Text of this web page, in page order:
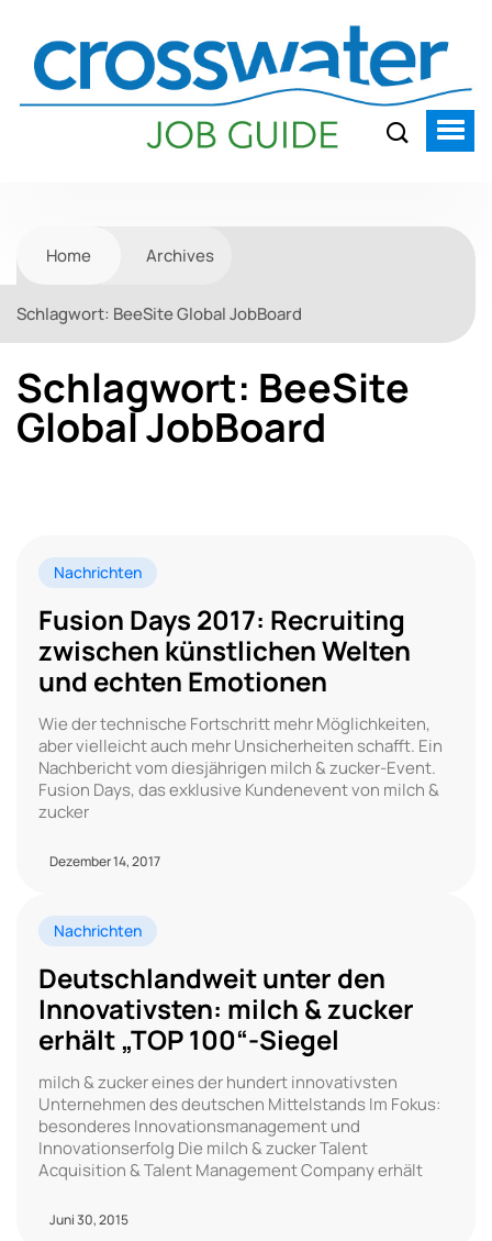
Home Archives
Schlagwort: BeeSite Global JobBoard
Schlagwort: BeeSite
Global JobBoard
Nachrichten
Fusion Days 2017: Recruiting
zwischen künstlichen Welten
und echten Emotionen
Wie der technische Fortschritt mehr Möglichkeiten,
aber vielleicht auch mehr Unsicherheiten schafft. Ein
Nachbericht vom diesjährigen milch & zucker-Event.
Fusion Days, das exklusive Kundenevent von milch &
zucker
Dezember 14, 2017
Nachrichten
Deutschlandweit unter den
Innovativsten: milch & zucker
erhält „TOP 100“-Siegel
milch & zucker eines der hundert innovativsten
Unternehmen des deutschen Mittelstands Im Fokus:
besonderes Innovationsmanagement und
Innovationserfolg Die milch & zucker Talent
Acquisition & Talent Management Company erhält
Juni 30, 2015